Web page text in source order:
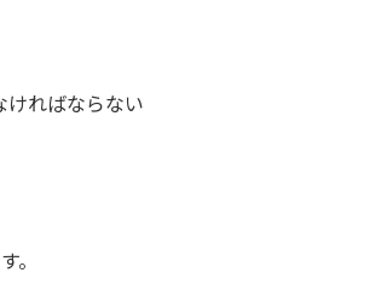
ければならない
。